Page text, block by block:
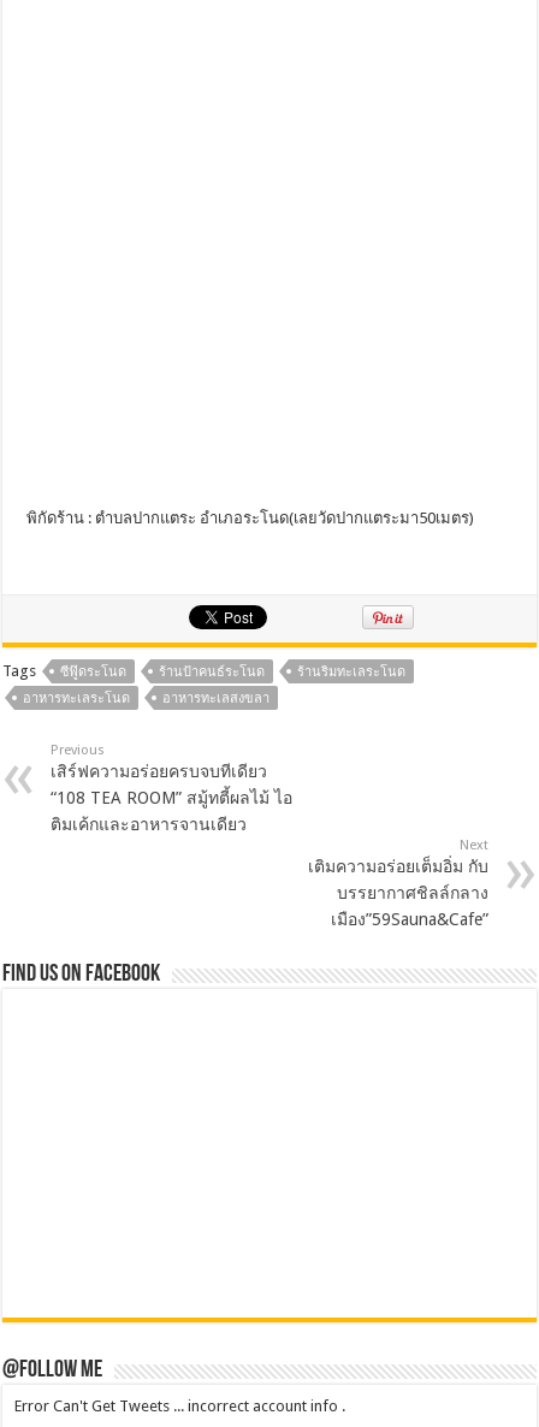
พิกัดร้าน : ตำบลปากแตระ อำเภอระโนด(เลยวัดปากแตระมา50เมตร)
Tags ซีฟู๊ดระโนด ร้านป้าคนธ์ระโนด
ร้านริมทะเลระโนด
อาหารทะเลระโนด
อาหารทะเลสงขลา
Previous
เสิร์ฟความอร่อยครบจบทีเดียว
“108 TEA ROOM” สมู้ทตี้ผลไม้ ไอ
ติมเค้กและอาหารจานเดียว
Next
เติมความอร่อยเต็มอิ่ม กับ
บรรยากาศชิลล์กลาง
เมือง”59Sauna&Cafe”
Find us on Facebook
@Follow Me
Error Can't Get Tweets ... incorrect account info .